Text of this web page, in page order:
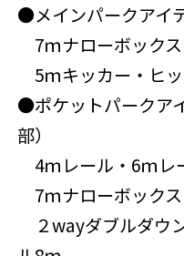
●メインパークアイ
7ｍナローボック
5ｍキッカー・ヒ
●ポケットパークア
部）
4ｍレール・6ｍレ
7ｍナローボックス
２wayダブルダウ